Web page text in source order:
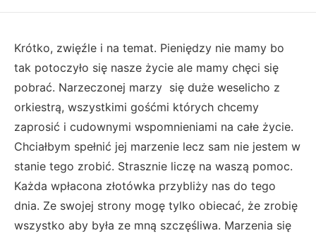
Krótko, zwięźle i na temat. Pieniędzy nie mamy bo
tak potoczyło się nasze życie ale mamy chęci się
pobrać. Narzeczonej marzy się duże weselicho z
orkiestrą, wszystkimi gośćmi których chcemy
zaprosić i cudownymi wspomnieniami na całe życie.
Chciałbym spełnić jej marzenie lecz sam nie jestem w
stanie tego zrobić. Strasznie liczę na waszą pomoc.
Każda wpłacona złotówka przybliży nas do tego
dnia. Ze swojej strony mogę tylko obiecać, że zrobię
wszystko aby była ze mną szczęśliwa. Marzenia się